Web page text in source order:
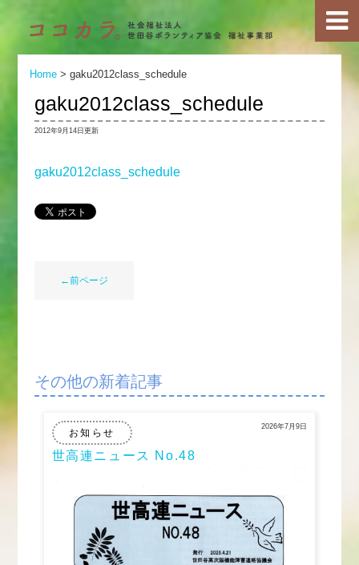
Home >gaku2012class_schedule
gaku2012class_schedule
2012年9月14日更新
gaku2012class_schedule
←前ページ
その他の新着記事
お知らせ
2026年7月9日
世高連ニュース No.48